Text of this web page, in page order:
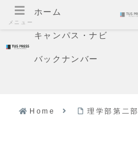
ホーム
キャンパス・ナビ
バックナンバー
Home 理学部第二部
メニュー